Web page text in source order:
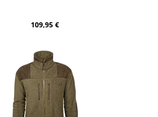
Regulärer Preis:
109,95 €